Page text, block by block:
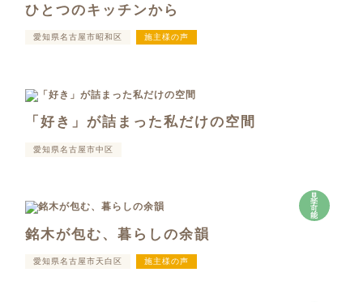
ひとつのキッチンから
愛知県名古屋市昭和区 施主様の声
「好き」が詰まった私だけの空間
愛知県名古屋市中区
見
学
可
能
銘木が包む、暮らしの余韻
愛知県名古屋市天白区 施主様の声